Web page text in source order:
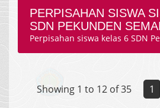
PERPISAHAN SISWA
SDN PEKUNDEN
Perpisahan siswa kelas 6 SDN
Showing 1 to 12 of 35 1